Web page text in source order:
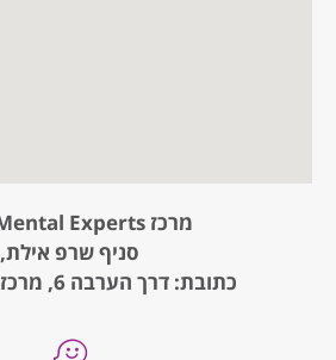
מרכז ME - Mental Experts,
סניף שרפ אילת,
כתובת: דרך הערבה 6, מרכז שלום אילת